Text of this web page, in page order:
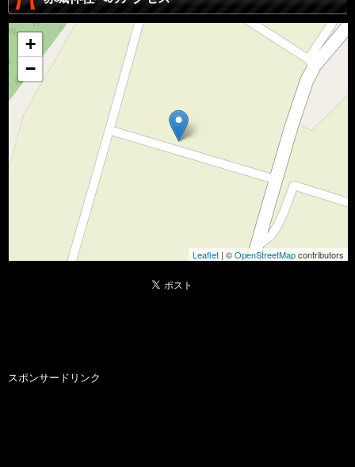
+
−
Leaflet | ©OpenStreetMapcontributors
スポンサードリンク